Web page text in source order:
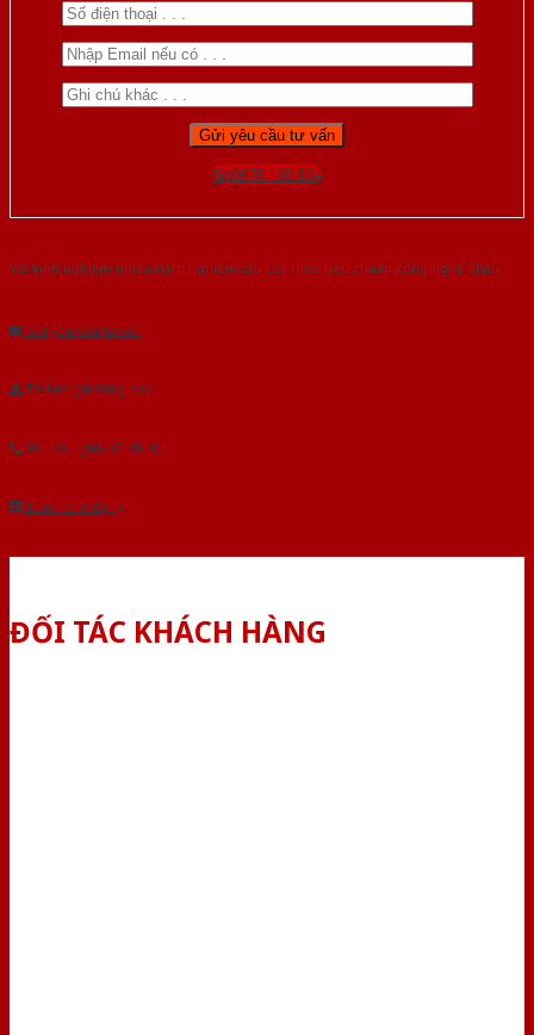
Gọi 0976.169.864
Với kinh nghiệm nhiêu năm nghiên cứu cửa theo tiêu chuẩn công nghệ Châu
Gửi yêu cầu tư vấn
Tải báo giá tổng hợp
Yêu cầu gọi lại (3 phút)
Dành cho đại lý
ĐỐI TÁC KHÁCH HÀNG